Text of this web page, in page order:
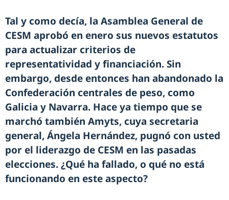
Tal y como decía, la Asamblea General de
CESM aprobó en enero sus nuevos estatutos
para actualizar criterios de
representatividad y financiación. Sin
embargo, desde entonces han abandonado la
Confederación centrales de peso, como
Galicia y Navarra. Hace ya tiempo que se
marchó también Amyts, cuya secretaria
general, Ángela Hernández, pugnó con usted
por el liderazgo de CESM en las pasadas
elecciones. ¿Qué ha fallado, o qué no está
funcionando en este aspecto?